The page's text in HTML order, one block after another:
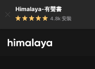
Himalaya-有聲書
4.8k 安裝